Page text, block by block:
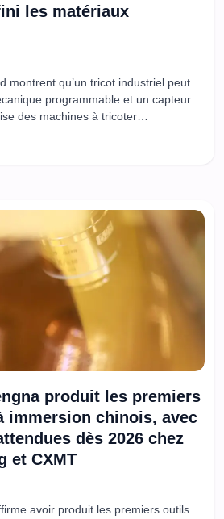
les matériaux
montrent qu’un tricot industriel peut
programmable et un capteur
des machines à tricoter
détectent des déformations. À lire
produit les premiers
immersion chinois, avec
dès 2026 chez
et CXMT
avoir produit les premiers outils